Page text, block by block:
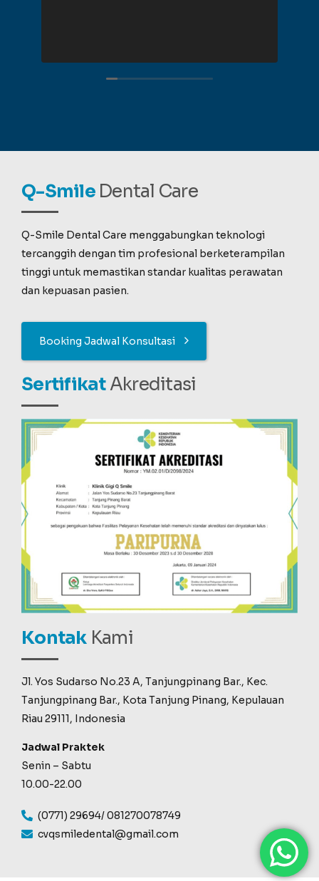
Q-Smile Dental Care
Q-Smile Dental Care menggabungkan teknologi
tercanggih dengan tim profesional berketerampilan
tinggi untuk memastikan standar kualitas perawatan
dan kepuasan pasien.
Booking Jadwal Konsultasi
SertifikatAkreditasi
KontakKami
Jl. Yos Sudarso No.23 A, Tanjungpinang Bar., Kec.
Tanjungpinang Bar., Kota Tanjung Pinang, Kepulauan
Riau 29111, Indonesia
Jadwal Praktek
Senin – Sabtu
10.00-22.00
(0771) 29694/ 081270078749
cvqsmiledental@gmail.com